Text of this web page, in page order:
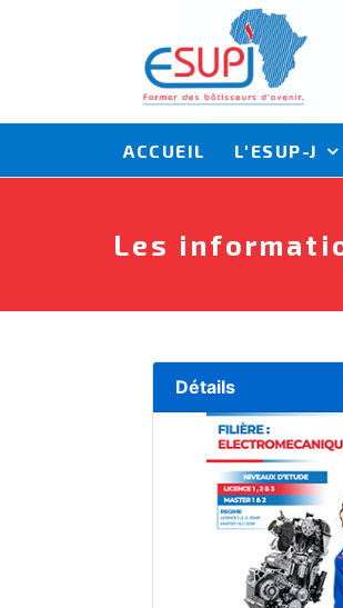
ACCUEIL L'ESUP-J
Les
Détails